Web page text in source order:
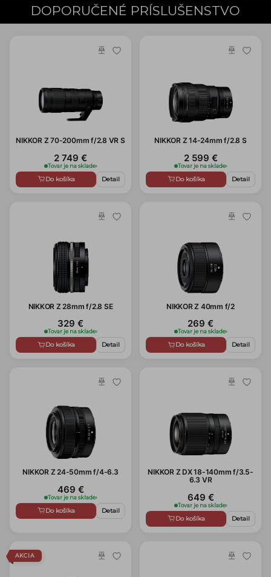
DOPORUČENÉ PRÍSLUŠENSTVO
NIKKOR Z 70-200mm f/2.8 VR S
2 749 €
Tovar je na sklade›
Do košíka Detail
NIKKOR Z 14-24mm f/2.8 S
2 599 €
Tovar je na sklade›
Do košíka Detail
NIKKOR Z 28mm f/2.8 SE
329 €
Tovar je na sklade›
Do košíka Detail
NIKKOR Z 40mm f/2
269 €
Tovar je na sklade›
Do košíka Detail
NIKKOR Z 24-50mm f/4-6.3
469 €
Tovar je na sklade›
Do košíka Detail
NIKKOR Z DX 18-140mm f/3.5-
6.3 VR
649 €
Tovar je na sklade›
Do košíka Detail
AKCIA